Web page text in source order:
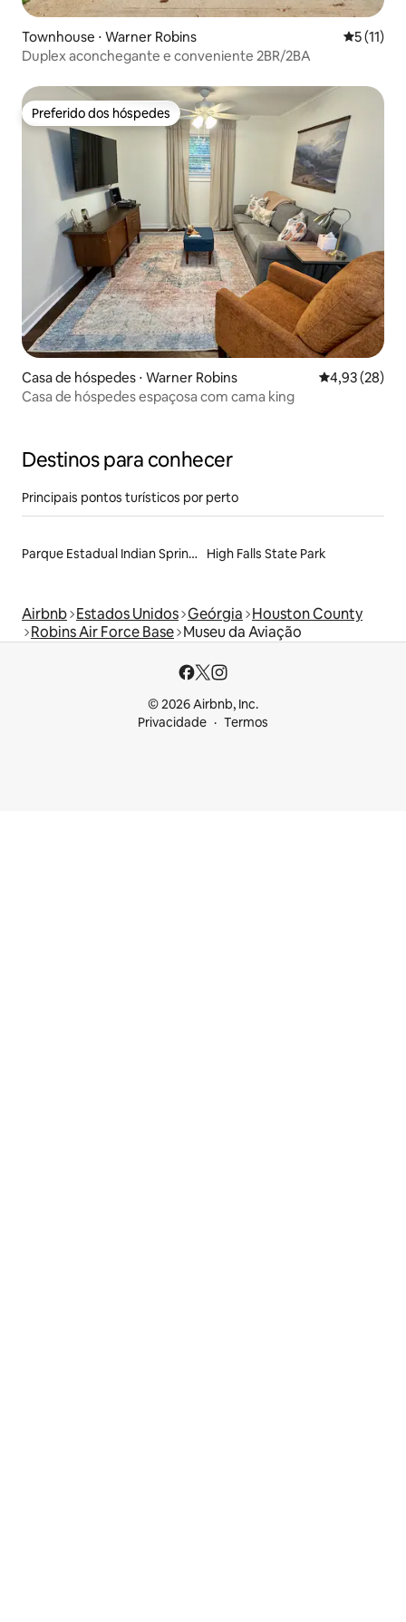
Townhouse ⋅ Warner Robins 5 de uma
5 (11)
Duplex aconchegante e conveniente 2BR/2BA
Preferido dos hóspedes
Preferido dos hóspedes
Casa de hóspedes ⋅ Warner Robins 4,93 de uma
4,93 (28)
Casa de hóspedes espaçosa com cama king
Destinos para conhecer
Principais pontos turísticos por perto
Parque Estadual Indian Springs High Falls State Park
Airbnb Estados Unidos Geórgia Houston County
Robins Air Force Base Museu da Aviação
© 2026 Airbnb, Inc.
Privacidade
Termos